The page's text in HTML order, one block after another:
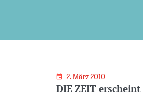
2. März 2010
DIE ZEIT